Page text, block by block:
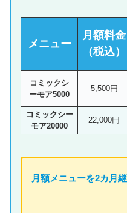
メニュー
月額料金
（税込）
コミックシ
ーモア5000
5,500円
コミックシー
モア20000
22,000円
月額メニューを2カ月